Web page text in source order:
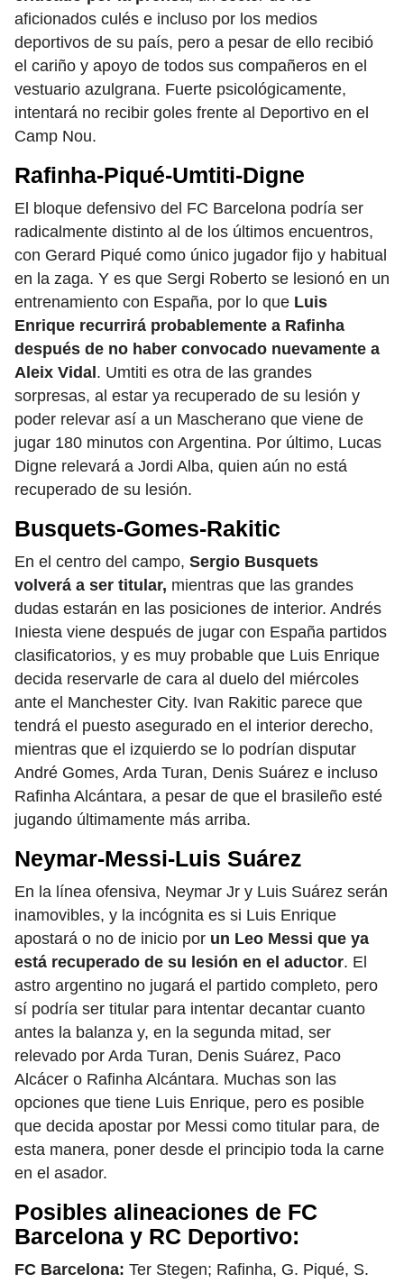
aficionados culés e incluso por los medios
deportivos de su país, pero a pesar de ello recibió
el cariño y apoyo de todos sus compañeros en el
vestuario azulgrana. Fuerte psicológicamente,
intentará no recibir goles frente al Deportivo en el
Camp Nou.
Rafinha-Piqué-Umtiti-Digne
El bloque defensivo del FC Barcelona podría ser
radicalmente distinto al de los últimos encuentros,
con Gerard Piqué como único jugador fijo y habitual
en la zaga. Y es que Sergi Roberto se lesionó en un
entrenamiento con España, por lo que Luis
Enrique recurrirá probablemente a Rafinha
después de no haber convocado nuevamente a
Aleix Vidal . Umtiti es otra de las grandes
sorpresas, al estar ya recuperado de su lesión y
poder relevar así a un Mascherano que viene de
jugar 180 minutos con Argentina. Por último, Lucas
Digne relevará a Jordi Alba, quien aún no está
recuperado de su lesión.
Busquets-Gomes-Rakitic
En el centro del campo, Sergio Busquets
volverá a ser titular, mientras que las grandes
dudas estarán en las posiciones de interior. Andrés
Iniesta viene después de jugar con España partidos
clasificatorios, y es muy probable que Luis Enrique
decida reservarle de cara al duelo del miércoles
ante el Manchester City. Ivan Rakitic parece que
tendrá el puesto asegurado en el interior derecho,
mientras que el izquierdo se lo podrían disputar
André Gomes, Arda Turan, Denis Suárez e incluso
Rafinha Alcántara, a pesar de que el brasileño esté
jugando últimamente más arriba.
Neymar-Messi-Luis Suárez
En la línea ofensiva, Neymar Jr y Luis Suárez serán
inamovibles, y la incógnita es si Luis Enrique
apostará o no de inicio por un Leo Messi que ya
está recuperado de su lesión en el aductor. El
astro argentino no jugará el partido completo, pero
sí podría ser titular para intentar decantar cuanto
antes la balanza y, en la segunda mitad, ser
relevado por Arda Turan, Denis Suárez, Paco
Alcácer o Rafinha Alcántara. Muchas son las
opciones que tiene Luis Enrique, pero es posible
que decida apostar por Messi como titular para, de
esta manera, poner desde el principio toda la carne
en el asador.
Posibles alineaciones de FC
Barcelona y RC Deportivo:
FC Barcelona: Ter Stegen; Rafinha, G. Piqué, S.